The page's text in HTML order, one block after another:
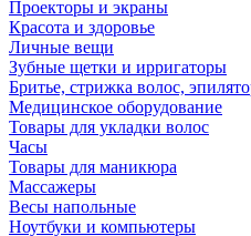
Проекторы и экраны
Красота и здоровье
Личные вещи
Зубные щетки и ирригаторы
Бритье, стрижка волос,
Медицинское оборудование
Товары для укладки волос
Часы
Товары для маникюра
Массажеры
Весы напольные
Ноутбуки и компьютеры